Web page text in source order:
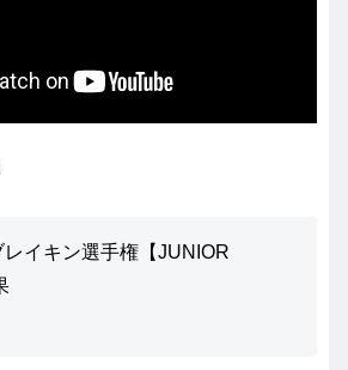
イキン選手権【JUNIOR